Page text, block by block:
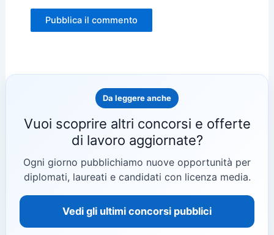
Da leggere anche
Vuoi scoprire altri concorsi e offerte
di lavoro aggiornate?
Ogni giorno pubblichiamo nuove opportunità per
diplomati, laureati e candidati con licenza media.
Vedi gli ultimi concorsi pubblici